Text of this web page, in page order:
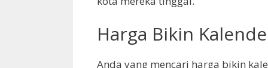
Harga Bikin
Anda yang mencari harga bikin